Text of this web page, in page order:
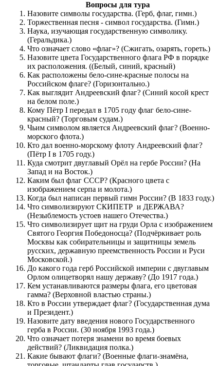
Вопросы для тура
Назовите символы государства. (Герб, флаг, гимн.)
Торжественная песня - символ государства. (Гимн.)
Наука, изучающая государственную символику.
(Геральдика.)
Что означает слово «флаг»? (Сжигать, озарять, гореть.)
Назовите цвета Государственного флага РФ в порядке
их расположения. ((Белый, синий, красный)
Как расположены бело-сине-красные полосы на
Российском флаге? (Горизонтально.)
Как выглядит Андреевский флаг? (Синий косой крест
на белом поле.)
Кому Пётр I передал в 1705 году флаг бело-сине-
красный? (Торговым судам.)
Чьим символом является Андреевский флаг? (Военно-
морского флота.)
Кто дал военно-морскому флоту Андреевский флаг?
(Пётр I в 1705 году.)
Куда смотрит двуглавый Орёл на гербе России? (На
Запад и на Восток.)
Каким был флаг СССР? (Красного цвета с
изображением серпа и молота.)
Когда был написан первый гимн России? (В 1833 году.)
Что символизируют СКИПЕТР и ДЕРЖАВА?
(Незыблемость устоев нашего Отечества.)
Что символизирует щит на груди Орла с изображением
Святого Георгия Победоносца? (Подчёркивает роль
Москвы как собирательницы и защитницы земель
русских, державную преемственность России и Руси
Московской.)
До какого года герб Российской империи с двуглавым
Орлом олицетворял нашу державу? (До 1917 года.)
Кем устанавливаются размеры флага, его цветовая
гамма? (Верховной властью страны.)
Кто в России утверждает флаг? (Государственная дума
и Президент.)
Назовите дату введения нового Государственного
герба в России. (30 ноября 1993 года.)
Что означает потеря знамени во время боевых
действий? (Ликвидация полка.)
Какие бывают флаги? (Военные флаги-знамёна,